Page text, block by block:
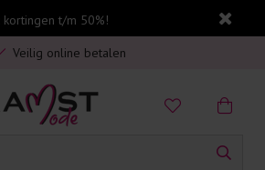
t/m 50%!
in Nederland vanaf €75,-
Veilig online betalen
spaarbonus op jouw aankoop
in Nederland vanaf €75,-